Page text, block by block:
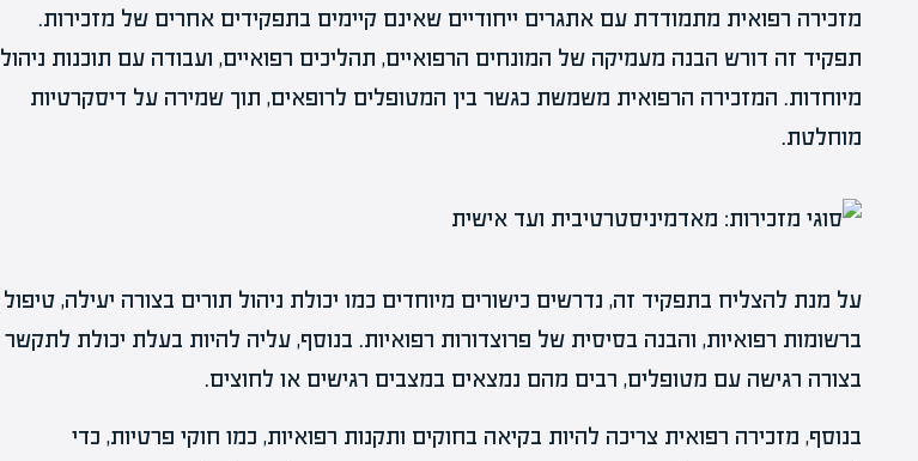
מזכירה רפואית מתמודדת עם אתגרים ייחודיים שאינם קיימים בתפקידים אחרים של מזכירות.
תפקיד זה דורש הבנה מעמיקה של המונחים הרפואיים, תהליכים רפואיים, ועבודה עם תוכנות ניהול
מיוחדות. המזכירה הרפואית משמשת כגשר בין המטופלים לרופאים, תוך שמירה על דיסקרטיות
מוחלטת.
על מנת להצליח בתפקיד זה, נדרשים כישורים מיוחדים כמו יכולת ניהול תורים בצורה יעילה, טיפול
ברשומות רפואיות, והבנה בסיסית של פרוצדורות רפואיות. בנוסף, עליה להיות בעלת יכולת לתקשר
בצורה רגישה עם מטופלים, רבים מהם נמצאים במצבים רגישים או לחוצים.
בנוסף, מזכירה רפואית צריכה להיות בקיאה בחוקים ותקנות רפואיות, כמו חוקי פרטיות, כדי